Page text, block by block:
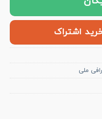
خرید اشتراک
ملی